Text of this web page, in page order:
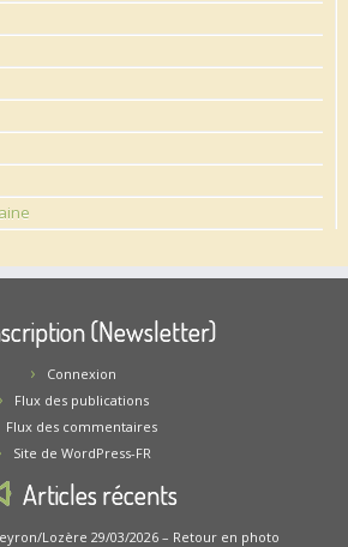
(Newsletter)
Connexion
Flux des publications
Flux des commentaires
Site de WordPress-FR
Articles récents
Lozère 29/03/2026 – Retour en photo